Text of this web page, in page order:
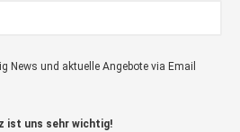
News und aktuelle Angebote via Email
ist uns sehr wichtig!